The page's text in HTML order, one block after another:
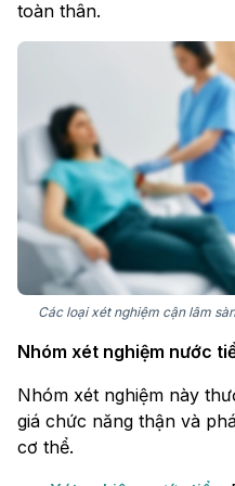
toàn thân.
Các loại xét nghiệm cận lâm
Nhóm xét nghiệm nước
Nhóm xét nghiệm này
giá chức năng thận và
cơ thể.